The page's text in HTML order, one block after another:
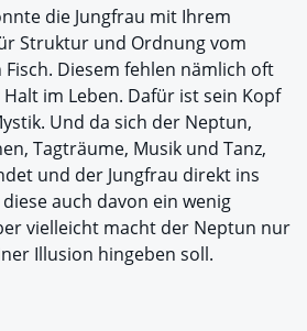
die Jungfrau mit Ihrem
Struktur und Ordnung vom
Diesem fehlen nämlich oft
im Leben. Dafür ist sein Kopf
Und da sich der Neptun,
Tagträume, Musik und Tanz,
und der Jungfrau direkt ins
auch davon ein wenig
vielleicht macht der Neptun nur
Illusion hingeben soll.